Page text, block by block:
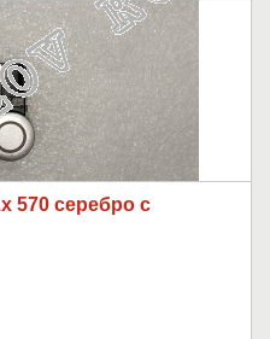
570 серебро с